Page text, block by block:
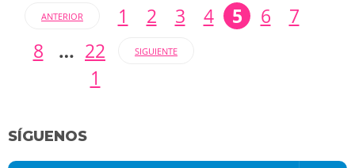
ANTERIOR 1 2 3 4 5 6
7
8
… 22
1
SIGUIENTE
SÍGUENOS